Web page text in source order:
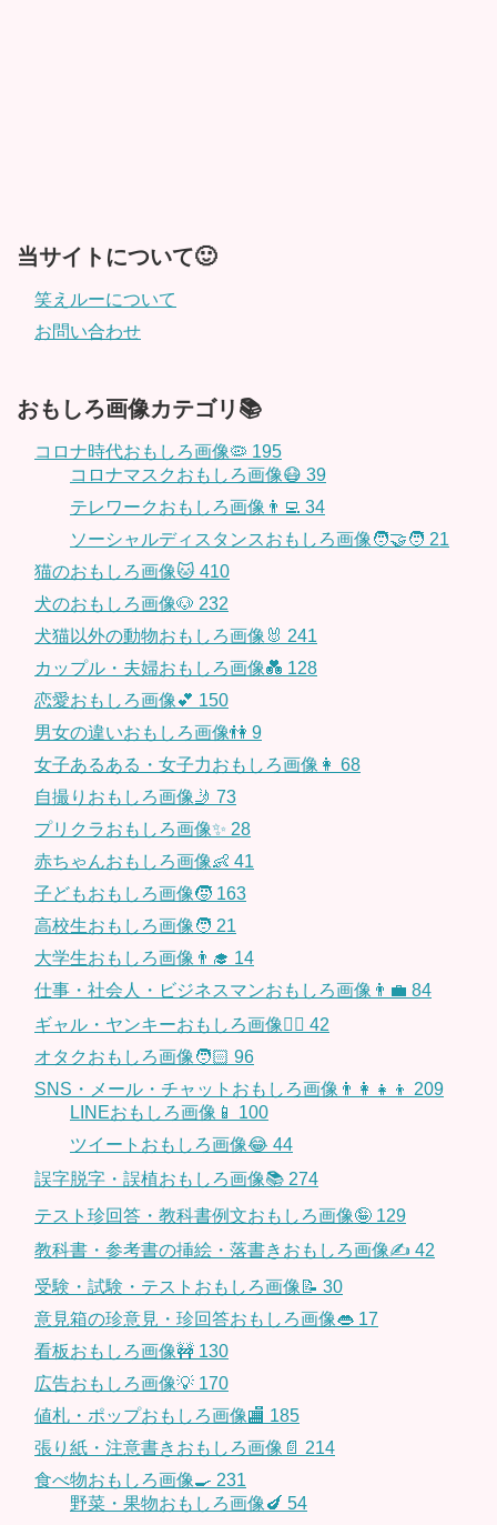
当サイトについて🙂
笑えルーについて
お問い合わせ
おもしろ画像カテゴリ📚
コロナ時代おもしろ画像🦠 195
コロナマスクおもしろ画像😷 39
テレワークおもしろ画像👨‍💻 34
ソーシャルディスタンスおもしろ画像🧑‍🤝‍🧑 21
猫のおもしろ画像🐱 410
犬のおもしろ画像🐶 232
犬猫以外の動物おもしろ画像🐰 241
カップル・夫婦おもしろ画像💑 128
恋愛おもしろ画像💕 150
男女の違いおもしろ画像👫 9
女子あるある・女子力おもしろ画像👩 68
自撮りおもしろ画像🤳 73
プリクラおもしろ画像✨ 28
赤ちゃんおもしろ画像👶 41
子どもおもしろ画像🧒 163
高校生おもしろ画像🧑 21
大学生おもしろ画像👨‍🎓 14
仕事・社会人・ビジネスマンおもしろ画像👨‍💼 84
ギャル・ヤンキーおもしろ画像👱‍♀️ 42
オタクおもしろ画像🧑🏻 96
SNS・メール・チャットおもしろ画像👨‍👩‍👧‍👦 209
LINEおもしろ画像📱 100
ツイートおもしろ画像😂 44
誤字脱字・誤植おもしろ画像📚 274
テスト珍回答・教科書例文おもしろ画像🤪 129
教科書・参考書の挿絵・落書きおもしろ画像✍️ 42
受験・試験・テストおもしろ画像📝 30
意見箱の珍意見・珍回答おもしろ画像👄 17
看板おもしろ画像🚧 130
広告おもしろ画像💡 170
値札・ポップおもしろ画像🏬 185
張り紙・注意書きおもしろ画像📄 214
食べ物おもしろ画像🍳 231
野菜・果物おもしろ画像🍆 54